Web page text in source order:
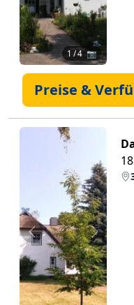
1 / 4 📷
Preise &
Zurück Weiter